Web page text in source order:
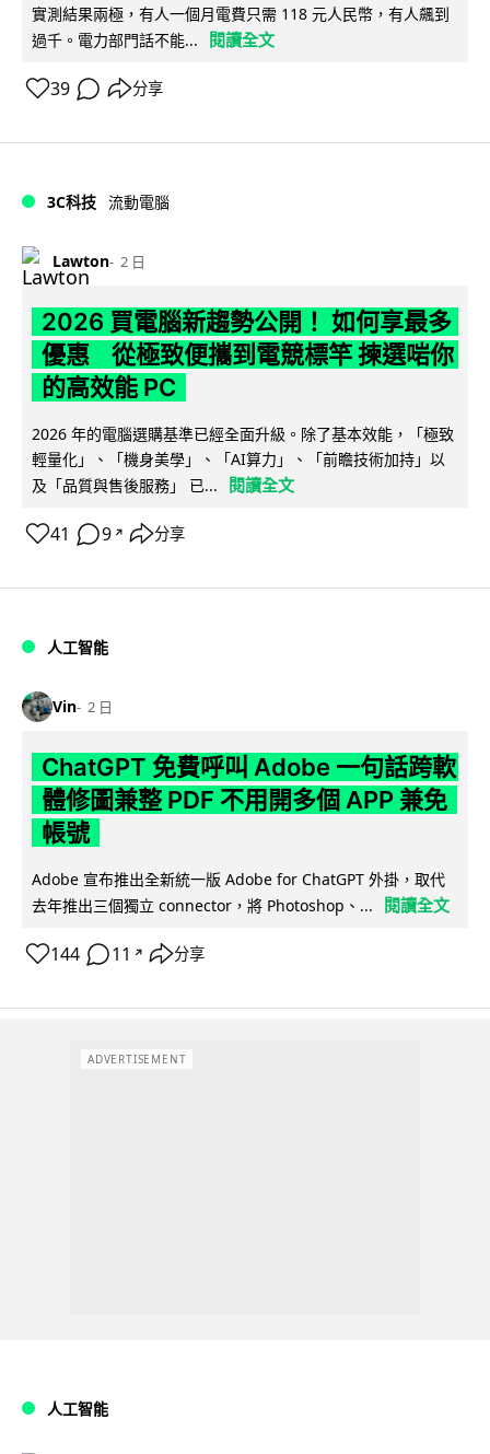
實測結果兩極，有人一個月電費只需 118 元人民幣，有人飆到
過千。電力部門話不能...
閱讀全文
39 分享
3C科技 流動電腦
Lawton 2 日
2026 買電腦新趨勢公開！ 如何享最多
優惠 從極致便攜到電競標竿 揀選啱你
的高效能 PC
2026 年的電腦選購基準已經全面升級。除了基本效能，「極致
輕量化」、「機身美學」、「AI算力」、「前瞻技術加持」以
及「品質與售後服務」 已...
閱讀全文
41 9 ↗ 分享
人工智能
Vin 2 日
ChatGPT 免費呼叫 Adobe 一句話跨軟
體修圖兼整 PDF 不用開多個 APP 兼免
帳號
Adobe 宣布推出全新統一版 Adobe for ChatGPT 外掛，取代
去年推出三個獨立 connector，將 Photoshop、...
閱讀全文
144 11 ↗ 分享
ADVERTISEMENT
人工智能